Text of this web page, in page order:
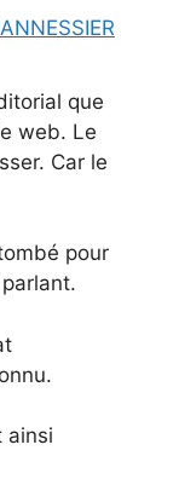
que
web. Le
Car le
pour
ainsi